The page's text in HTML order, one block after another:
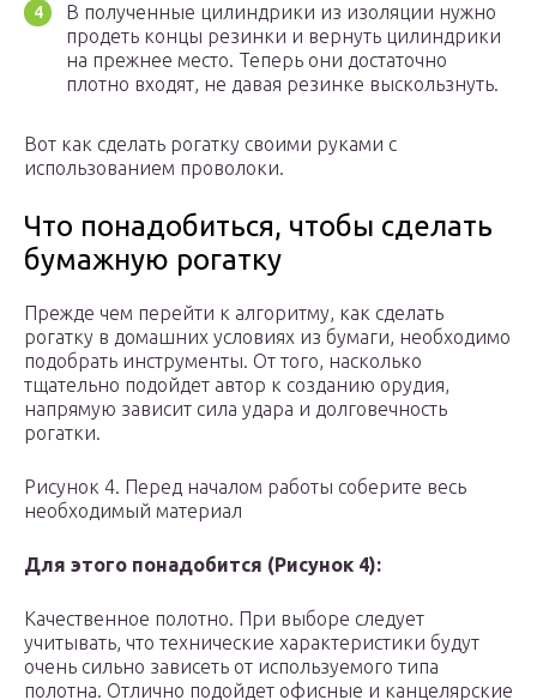
В полученные цилиндрики из изоляции нужно
продеть концы резинки и вернуть цилиндрики
на прежнее место. Теперь они достаточно
плотно входят, не давая резинке выскользнуть.
Вот как сделать рогатку своими руками с
использованием проволоки.
Что понадобиться, чтобы сделать
бумажную рогатку
Прежде чем перейти к алгоритму, как сделать
рогатку в домашних условиях из бумаги, необходимо
подобрать инструменты. От того, насколько
тщательно подойдет автор к созданию орудия,
напрямую зависит сила удара и долговечность
рогатки.
Рисунок 4. Перед началом работы соберите весь
необходимый материал
Для этого понадобится (Рисунок 4):
Качественное полотно. При выборе следует
учитывать, что технические характеристики будут
очень сильно зависеть от используемого типа
полотна. Отлично подойдет офисные и канцелярские